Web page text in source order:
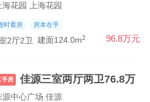
海花园 上海花园
时看房 房本在手
2厅2卫 建面124.0m2 96.8万元
手房 佳源三室两厅两卫76.8万
源中心广场 佳源